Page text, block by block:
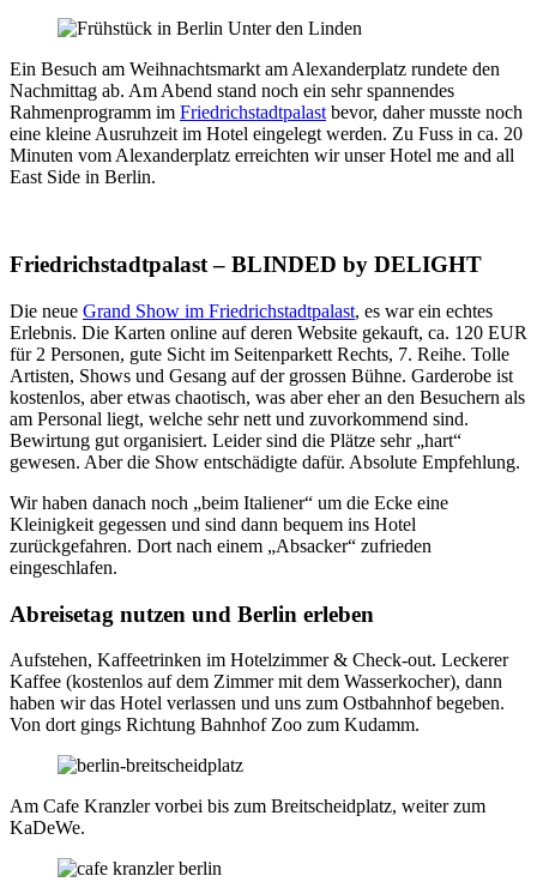
Ein Besuch am Weihnachtsmarkt am Alexanderplatz rundete den
Nachmittag ab. Am Abend stand noch ein sehr spannendes
Rahmenprogramm im Friedrichstadtpalastbevor, daher musste noch
eine kleine Ausruhzeit im Hotel eingelegt werden. Zu Fuss in ca. 20
Minuten vom Alexanderplatz erreichten wir unser Hotel me and all
East Side in Berlin.
Friedrichstadtpalast – BLINDED by DELIGHT
Die neue Grand Show im Friedrichstadtpalast, es war ein echtes
Erlebnis. Die Karten online auf deren Website gekauft, ca. 120 EUR
für 2 Personen, gute Sicht im Seitenparkett Rechts, 7. Reihe. Tolle
Artisten, Shows und Gesang auf der grossen Bühne. Garderobe ist
kostenlos, aber etwas chaotisch, was aber eher an den Besuchern als
am Personal liegt, welche sehr nett und zuvorkommend sind.
Bewirtung gut organisiert. Leider sind die Plätze sehr „hart“
gewesen. Aber die Show entschädigte dafür. Absolute Empfehlung.
Wir haben danach noch „beim Italiener“ um die Ecke eine
Kleinigkeit gegessen und sind dann bequem ins Hotel
zurückgefahren. Dort nach einem „Absacker“ zufrieden
eingeschlafen.
Abreisetag nutzen und Berlin erleben
Aufstehen, Kaffeetrinken im Hotelzimmer & Check-out. Leckerer
Kaffee (kostenlos auf dem Zimmer mit dem Wasserkocher), dann
haben wir das Hotel verlassen und uns zum Ostbahnhof begeben.
Von dort gings Richtung Bahnhof Zoo zum Kudamm.
Am Cafe Kranzler vorbei bis zum Breitscheidplatz, weiter zum
KaDeWe.